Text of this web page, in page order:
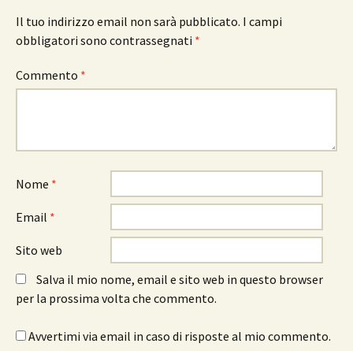
Il tuo indirizzo email non sarà pubblicato. I campi
obbligatori sono contrassegnati *
Commento *
Nome *
Email *
Sito web
Salva il mio nome, email e sito web in questo browser
per la prossima volta che commento.
Avvertimi via email in caso di risposte al mio commento.